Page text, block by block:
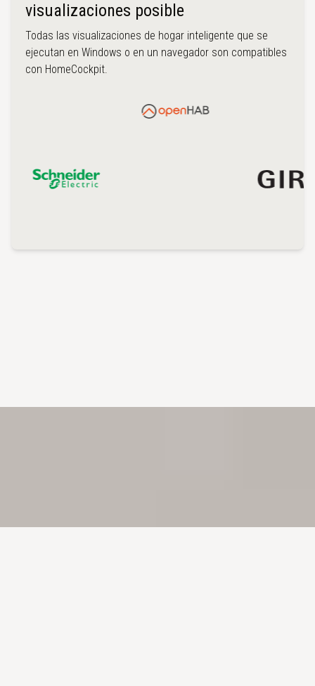
visualizaciones posible
Todas las visualizaciones de hogar inteligente que se
ejecutan en Windows o en un navegador son compatibles
con HomeCockpit.